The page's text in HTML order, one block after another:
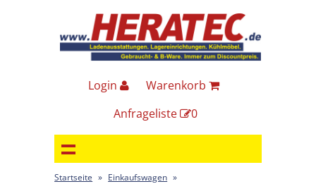
Login
Warenkorb
Anfrageliste
0
Startseite » Einkaufswagen »